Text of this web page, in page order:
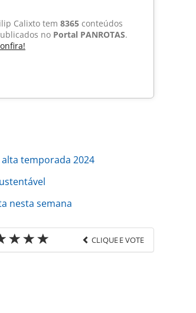
Calixto tem 8365 conteúdos
no Portal PANROTAS.
alta temporada 2024
nesta semana
CLIQUE E VOTE
08/gol-homenageia-santos-